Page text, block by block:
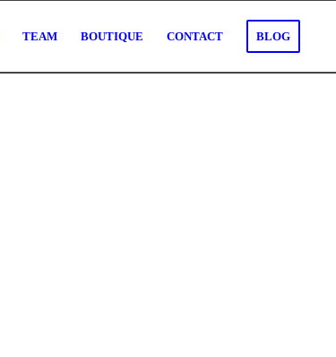
TEAM BOUTIQUE CONTACT BLOG